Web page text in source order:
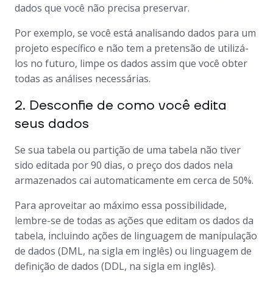
dados que você não precisa preservar.
Por exemplo, se você está analisando dados para um
projeto específico e não tem a pretensão de utilizá-
los no futuro, limpe os dados assim que você obter
todas as análises necessárias.
2. Desconfie de como você edita
seus dados
Se sua tabela ou partição de uma tabela não tiver
sido editada por 90 dias, o preço dos dados nela
armazenados cai automaticamente em cerca de 50%.
Para aproveitar ao máximo essa possibilidade,
lembre-se de todas as ações que editam os dados da
tabela, incluindo ações de linguagem de manipulação
de dados (DML, na sigla em inglês) ou linguagem de
definição de dados (DDL, na sigla em inglês).